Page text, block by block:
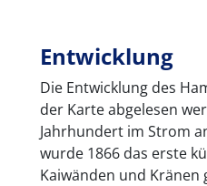
Entwicklung
Die Entwicklung des
der Karte abgelesen
Jahrhundert im Strom
wurde 1866 das erste
Kaiwänden und Kränen